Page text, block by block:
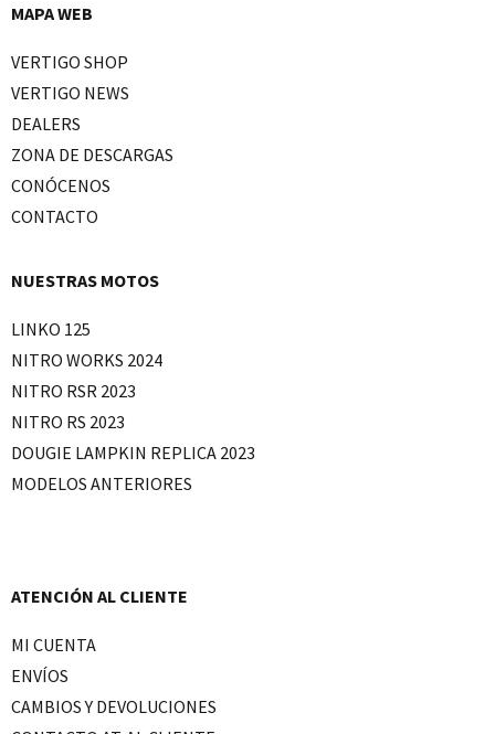
MAPA WEB
VERTIGO SHOP
VERTIGO NEWS
DEALERS
ZONA DE DESCARGAS
CONÓCENOS
CONTACTO
NUESTRAS MOTOS
LINKO 125
NITRO WORKS 2024
NITRO RSR 2023
NITRO RS 2023
DOUGIE LAMPKIN REPLICA 2023
MODELOS ANTERIORES
ATENCIÓN AL CLIENTE
MI CUENTA
ENVÍOS
CAMBIOS Y DEVOLUCIONES